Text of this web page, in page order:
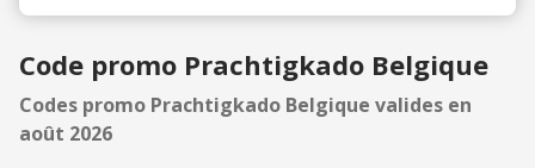
Code promo Prachtigkado Belgique
Codes promo Prachtigkado Belgique valides en
août 2026